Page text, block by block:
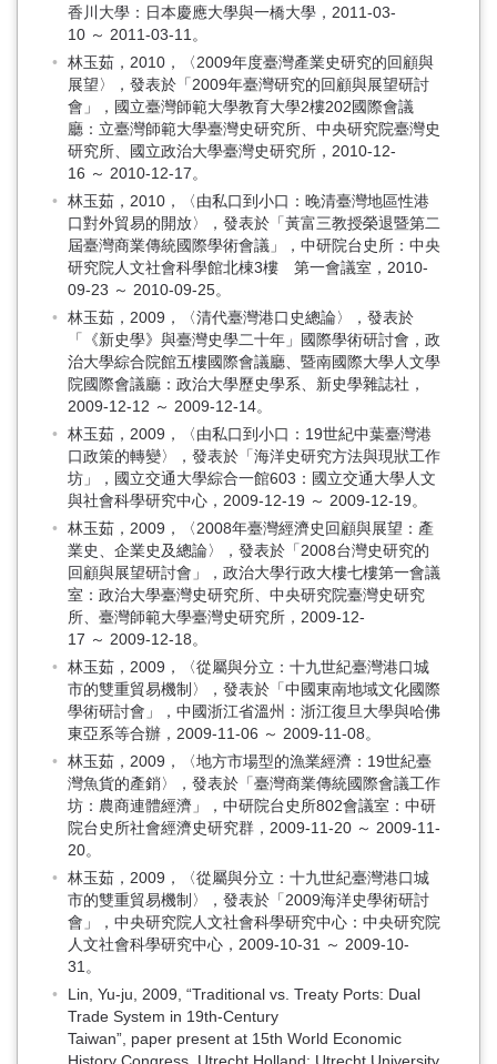
香川大學：日本慶應大學與一橋大學，2011-03-
10 ～ 2011-03-11。
林玉茹，2010，〈2009年度臺灣產業史研究的回顧與
展望〉，發表於「2009年臺灣研究的回顧與展望研討
會」，國立臺灣師範大學教育大學2樓202國際會議
廳：立臺灣師範大學臺灣史研究所、中央研究院臺灣史
研究所、國立政治大學臺灣史研究所，2010-12-
16 ～ 2010-12-17。
林玉茹，2010，〈由私口到小口：晚清臺灣地區性港
口對外貿易的開放〉，發表於「黃富三教授榮退暨第二
屆臺灣商業傳統國際學術會議」，中研院台史所：中央
研究院人文社會科學館北棟3樓 第一會議室，2010-
09-23 ～ 2010-09-25。
林玉茹，2009，〈清代臺灣港口史總論〉，發表於
「《新史學》與臺灣史學二十年」國際學術研討會，政
治大學綜合院館五樓國際會議廳、暨南國際大學人文學
院國際會議廳：政治大學歷史學系、新史學雜誌社，
2009-12-12 ～ 2009-12-14。
林玉茹，2009，〈由私口到小口：19世紀中葉臺灣港
口政策的轉變〉，發表於「海洋史研究方法與現狀工作
坊」，國立交通大學綜合一館603：國立交通大學人文
與社會科學研究中心，2009-12-19 ～ 2009-12-19。
林玉茹，2009，〈2008年臺灣經濟史回顧與展望：產
業史、企業史及總論〉，發表於「2008台灣史研究的
回顧與展望研討會」，政治大學行政大樓七樓第一會議
室：政治大學臺灣史研究所、中央研究院臺灣史研究
所、臺灣師範大學臺灣史研究所，2009-12-
17 ～ 2009-12-18。
林玉茹，2009，〈從屬與分立：十九世紀臺灣港口城
市的雙重貿易機制〉，發表於「中國東南地域文化國際
學術研討會」，中國浙江省溫州：浙江復旦大學與哈佛
東亞系等合辦，2009-11-06 ～ 2009-11-08。
林玉茹，2009，〈地方市場型的漁業經濟：19世紀臺
灣魚貨的產銷〉，發表於「臺灣商業傳統國際會議工作
坊：農商連體經濟」，中研院台史所802會議室：中研
院台史所社會經濟史研究群，2009-11-20 ～ 2009-11-
20。
林玉茹，2009，〈從屬與分立：十九世紀臺灣港口城
市的雙重貿易機制〉，發表於「2009海洋史學術研討
會」，中央研究院人文社會科學研究中心：中央研究院
人文社會科學研究中心，2009-10-31 ～ 2009-10-
31。
Lin, Yu-ju, 2009, “Traditional vs. Treaty Ports: Dual
Trade System in 19th-Century
Taiwan”, paper present at 15th World Economic